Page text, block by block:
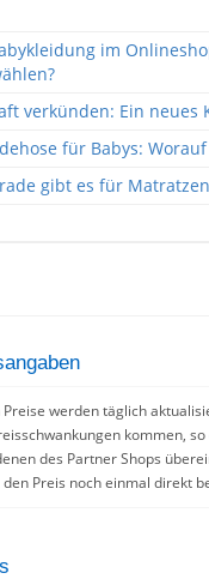
im
verkünden: Ein neues
für Babys:
gibt es für
werden täglich
kommen,
des Partner Shops
Preis noch einmal direkt